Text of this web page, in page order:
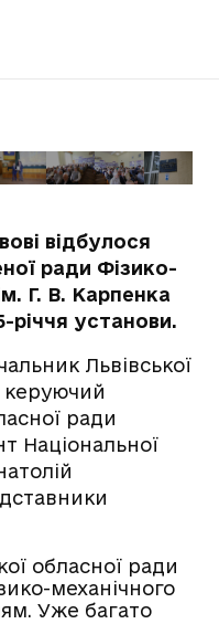
відбулося
ради Фізико-
Г. В. Карпенка
річчя установи.
Львівської
ради
Національної
обласної ради
механічного
Уже багато